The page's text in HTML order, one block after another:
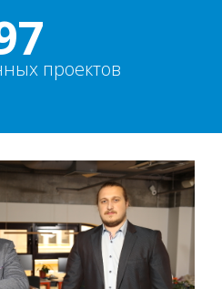
проектов